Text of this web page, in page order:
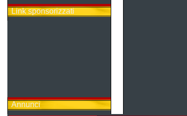
Link sponsorizzati
Annunci